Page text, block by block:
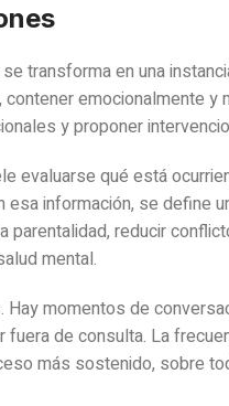
transforma en una
emocionalmente
y proponer
evaluarse qué está
esa información, se define
parentalidad, reducir
mental.
momentos de
de consulta. La
más sostenido, sobre